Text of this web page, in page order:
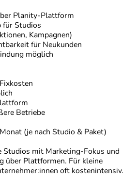
Planity-Plattform
für Studios
Kampagnen)
für Neukunden
möglich
Betriebe
(je nach Studio & Paket)
Studios mit Marketing-Fokus und
über Plattformen. Für kleine
oft kostenintensiv.